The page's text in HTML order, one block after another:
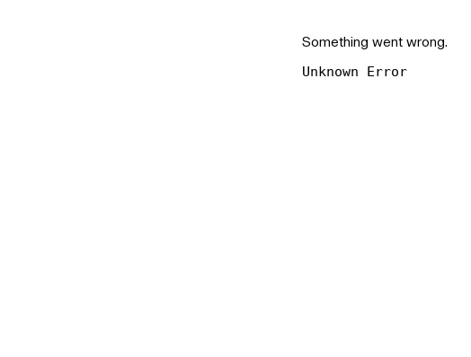
Something went wrong.
Unknown Error